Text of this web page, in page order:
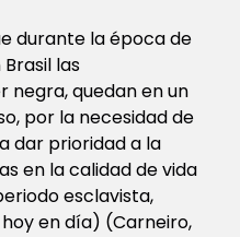
durante la época de
las
negra, quedan en un
por la necesidad de
dar prioridad a la
en la calidad de vida
esclavista,
en día) (Carneiro,